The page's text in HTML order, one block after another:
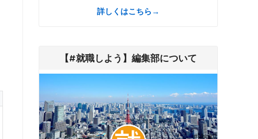
対応地域 運営会社
全国47都道府県 株式会社トライトキャリア
詳しくはこちら→
【#就職しよう】編集部について